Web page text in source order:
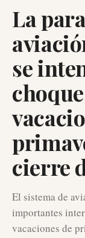
La
se
cierre
El sistema de
importantes
vacaciones de